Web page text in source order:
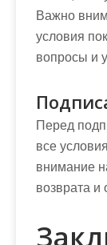
Важно
условия
вопросы и
Перед
все
внимание
возврата и